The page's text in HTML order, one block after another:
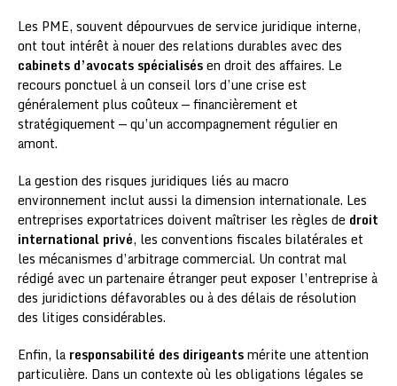
Les PME, souvent dépourvues de service juridique interne,
ont tout intérêt à nouer des relations durables avec des
cabinets d’avocats spécialisésen droit des affaires. Le
recours ponctuel à un conseil lors d’une crise est
généralement plus coûteux — financièrement et
stratégiquement — qu’un accompagnement régulier en
amont.
La gestion des risques juridiques liés au macro
environnement inclut aussi la dimension internationale. Les
entreprises exportatrices doivent maîtriser les règles de droit
international privé, les conventions fiscales bilatérales et
les mécanismes d’arbitrage commercial. Un contrat mal
rédigé avec un partenaire étranger peut exposer l’entreprise à
des juridictions défavorables ou à des délais de résolution
des litiges considérables.
Enfin, la responsabilité des dirigeantsmérite une attention
particulière. Dans un contexte où les obligations légales se